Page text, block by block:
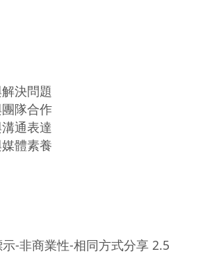
決問題
隊合作
通表達
體素養
-非商業性-相同方式分享 2.5